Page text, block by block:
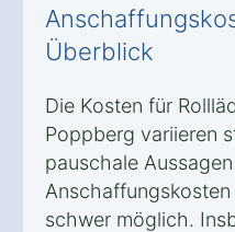
Überblick
Die Kosten für
Poppberg variieren
pauschale
schwer möglich.